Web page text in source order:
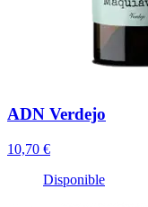
ADN Verdejo
10,70 €
Disponible